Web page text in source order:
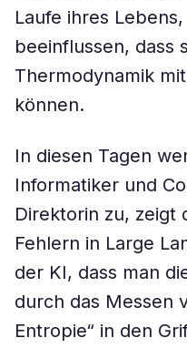
Laufe ihres
beeinflussen, dass
Thermodynamik
können.
In diesen Tagen
Informatiker und
Direktorin zu, zeigt
Fehlern in Large
der KI, dass man
durch das Messen
Entropie“ in den